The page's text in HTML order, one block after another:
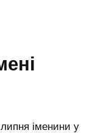
іменини у